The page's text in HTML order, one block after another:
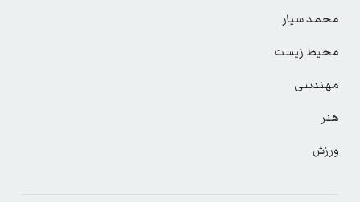
محمد سیار
محیط زیست
مهندسی
هنر
ورزش